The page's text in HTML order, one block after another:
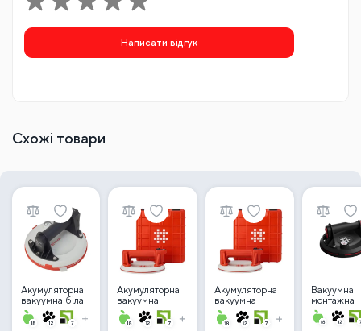
Написати відгук
Схожі товари
Акумуляторна
вакуумна біла
присоска
NOVQO
Акумуляторна
вакуумна
присоска
NOVQO
Акумуляторна
вакуумна
присоска
SHIJING
Вакуумна
монтажна
присоска
Shijing